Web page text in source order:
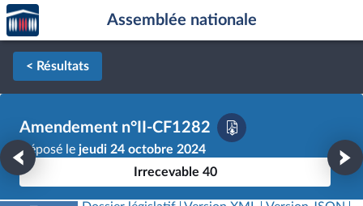
Aller au contenu
Aller en bas de la page
Accèder
à la
page
d'accueil
Assemblée nationale
< Résultats
Amendement n°II-CF1282
Déposé le jeudi 24 octobre 2024
Irrecevable 40